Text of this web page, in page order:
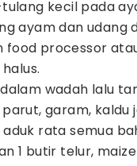
kecil pada
ayam dan udang
food processor
wadah lalu
garam, kaldu
rata semua
1 butir telur,